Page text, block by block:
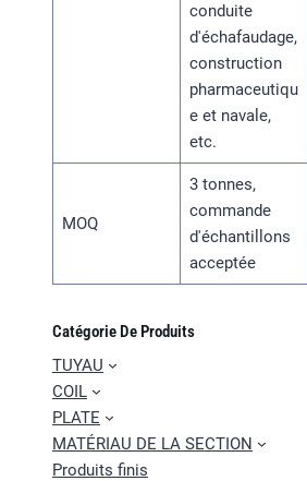
conduite
d'échafaudage,
construction
pharmaceutiqu
e et navale,
etc.
MOQ
3 tonnes,
commande
d'échantillons
acceptée
Catégorie De Produits
TUYAU
COIL
PLATE
MATÉRIAU DE LA SECTION
Produits finis